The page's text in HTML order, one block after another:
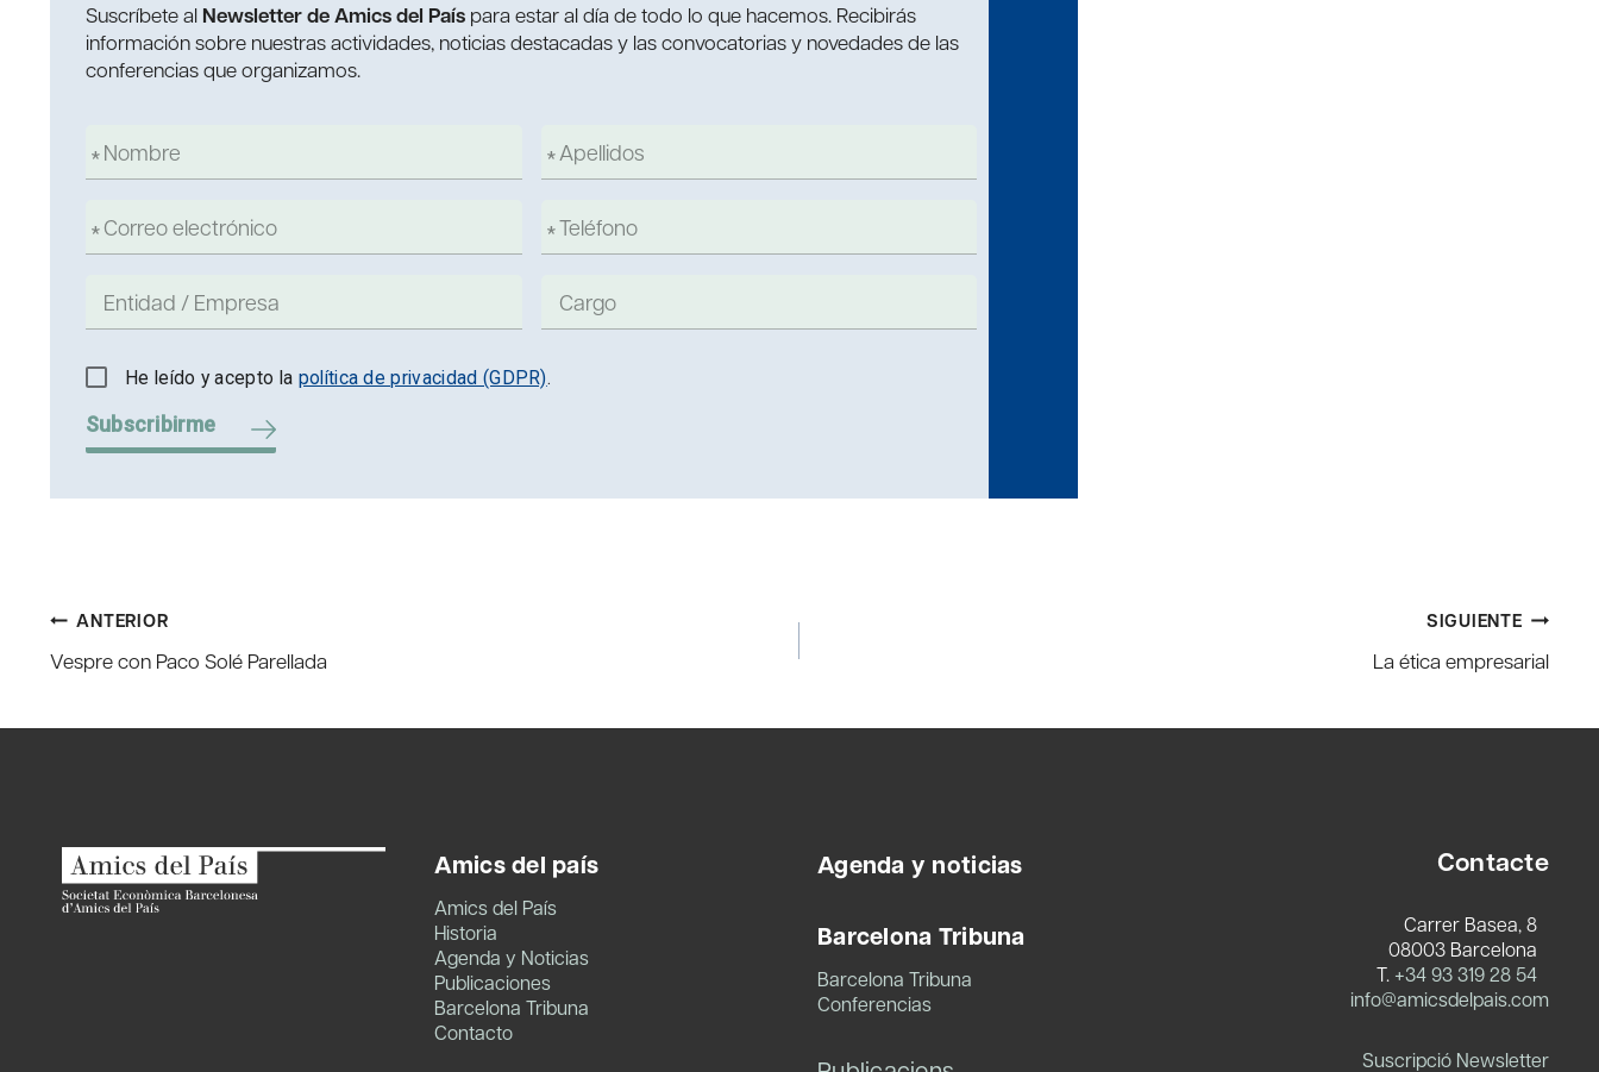
Suscríbete al Newsletter de Amics del País para estar al día de todo lo que hacemos. Recibirás
información sobre nuestras actividades, noticias destacadas y las convocatorias y novedades de las
conferencias que organizamos.
He leído y acepto la política de privacidad (GDPR).
Subscribirme
Navegación
de
entradas
ANTERIOR
Vespre con Paco Solé Parellada
SIGUIENTE
La ética empresarial
Amics del país
Amics del País
Historia
Agenda y Noticias
Publicaciones
Barcelona Tribuna
Contacto
Agenda y noticias
Barcelona Tribuna
Barcelona Tribuna
Conferencias
Contacte
Carrer Basea, 8
08003 Barcelona
T. +34 93 319 28 54
info@amicsdelpais.com
Suscripció Newsletter